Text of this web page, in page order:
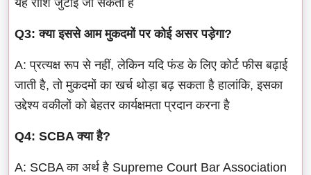
Q3: क्या इससे आम मुकदमों पर कोई असर पड़ेगा?
A: प्रत्यक्ष रूप से नहीं, लेकिन यदि फंड के लिए कोर्ट फीस बढ़ाई
जाती है, तो मुकदमों का खर्च थोड़ा बढ़ सकता है हालांकि, इसका
उद्देश्य वकीलों को बेहतर कार्यक्षमता प्रदान करना है
Q4: SCBA क्या है?
A: SCBA का अर्थ है Supreme Court Bar Association